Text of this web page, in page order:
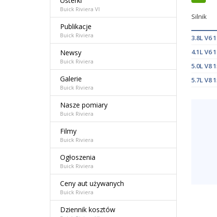
Silnik
3.8L V6
4.1L V6
5.0L V8
5.7L V8
Buick Riviera VI
Publikacje
Buick Riviera
Newsy
Buick Riviera
Galerie
Buick Riviera
Nasze pomiary
Buick Riviera
Filmy
Buick Riviera
Ogłoszenia
Buick Riviera
Ceny aut używanych
Buick Riviera
Dziennik kosztów